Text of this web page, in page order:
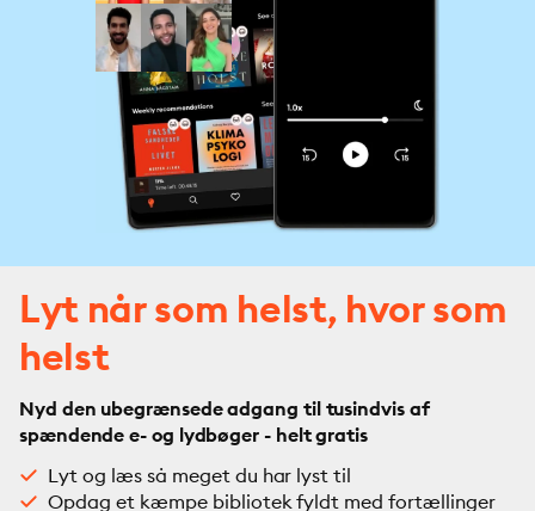
Lyt når som helst, hvor som
helst
Nyd den ubegrænsede adgang til tusindvis af
spændende e- og lydbøger - helt gratis
Lyt og læs så meget du har lyst til
Opdag et kæmpe bibliotek fyldt med fortællinger